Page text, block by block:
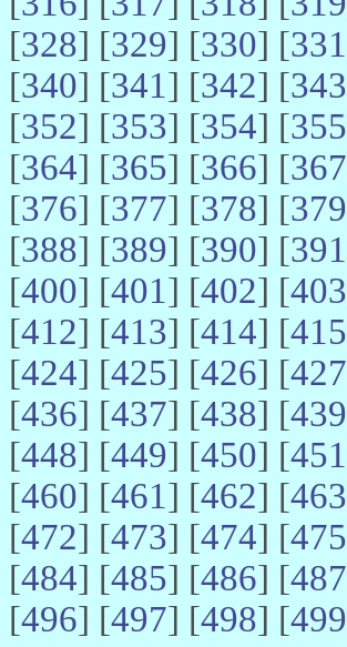
[328] [329] [330] [331
[340] [341] [342] [343
[352] [353] [354] [355
[364] [365] [366] [367
[376] [377] [378] [379
[388] [389] [390] [391
[400] [401] [402] [403
[412] [413] [414] [415
[424] [425] [426] [427
[436] [437] [438] [439
[448] [449] [450] [451
[460] [461] [462] [463
[472] [473] [474] [475
[484] [485] [486] [487
[496] [497] [498] [499